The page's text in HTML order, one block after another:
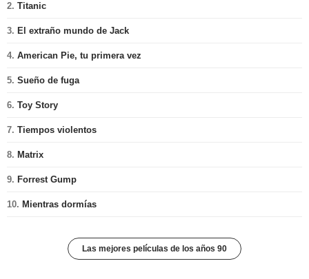
2. Titanic
3. El extraño mundo de Jack
4. American Pie, tu primera vez
5. Sueño de fuga
6. Toy Story
7. Tiempos violentos
8. Matrix
9. Forrest Gump
10. Mientras dormías
Las mejores películas de los años 90